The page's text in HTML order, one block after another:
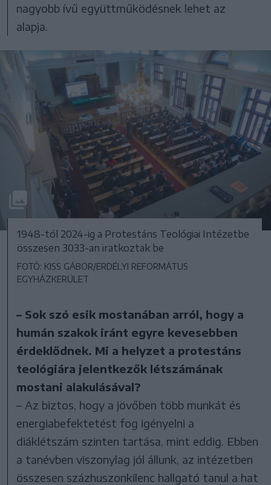
nagyobb ívű együttműködésnek lehet az
alapja.
1948-tól 2024-ig a Protestáns Teológiai Intézetbe
összesen 3033-an iratkoztak be
FOTÓ: KISS GÁBOR/ERDÉLYI REFORMÁTUS
EGYHÁZKERÜLET
– Sok szó esik mostanában arról, hogy a
humán szakok iránt egyre kevesebben
érdeklődnek. Mi a helyzet a protestáns
teológiára jelentkezők létszámának
mostani alakulásával?
– Az biztos, hogy a jövőben több munkát és
energiabefektetést fog igényelni a
diáklétszám szinten tartása, mint eddig. Ebben
a tanévben viszonylag jól állunk, az intézetben
összesen százhuszonkilenc hallgató tanul a hat